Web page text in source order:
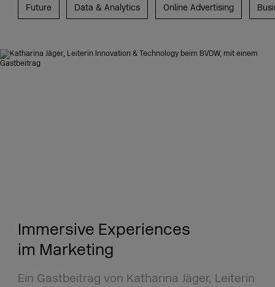
Future Data & Analytics Online Advertising
Immersive Experiences
im Marketing
Ein Gastbeitrag von Katharina Jäger, Leiterin